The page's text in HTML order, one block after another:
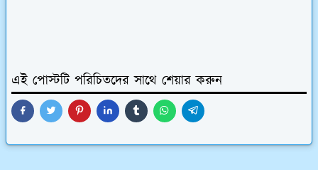
এই পোস্টটি পরিচিতদের সাথে শেয়ার করুন